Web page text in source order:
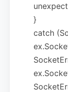
}
catch